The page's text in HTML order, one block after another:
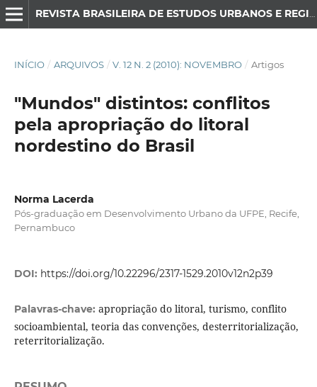
INÍCIO / ARQUIVOS / V. 12 N. 2 (2010): NOVEMBRO / Artigos
"Mundos" distintos: conflitos
pela apropriação do litoral
nordestino do Brasil
Norma Lacerda
Pós-graduação em Desenvolvimento Urbano da UFPE, Recife,
Pernambuco
DOI: https://doi.org/10.22296/2317-1529.2010v12n2p39
Palavras-chave: apropriação do litoral, turismo, conflito
socioambiental, teoria das convenções, desterritorialização,
reterritorialização.